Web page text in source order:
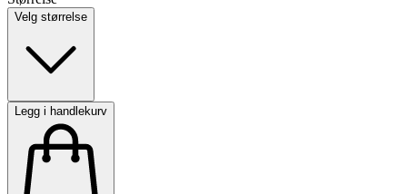
Velg størrelse
Legg i handlekurv